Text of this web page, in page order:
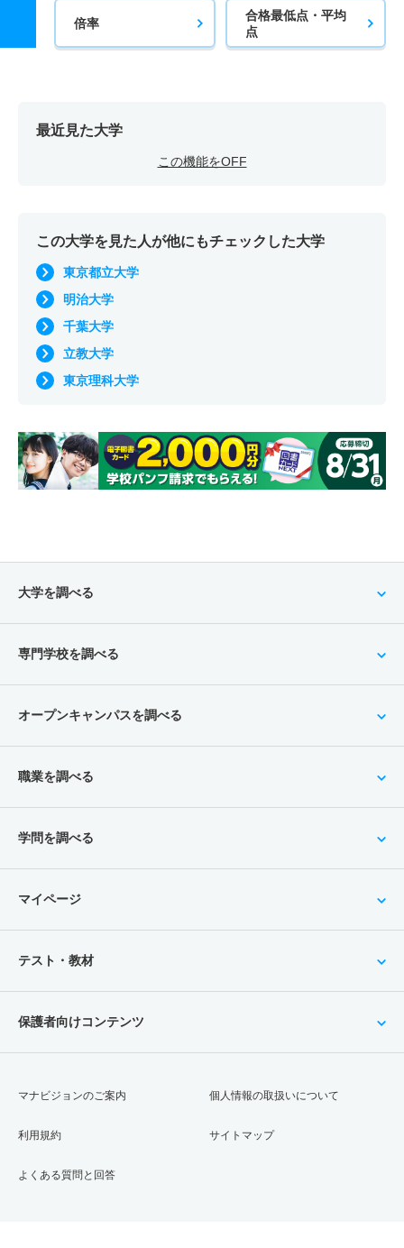
倍率
合格最低点・平均
点
最近見た大学
この機能をOFF
この大学を見た人が他にもチェックした大学
東京都立大学
明治大学
千葉大学
立教大学
東京理科大学
大学を調べる
専門学校を調べる
オープンキャンパスを調べる
職業を調べる
学問を調べる
マイページ
テスト・教材
保護者向けコンテンツ
マナビジョンのご案内
利用規約
よくある質問と回答
個人情報の取扱いについて
サイトマップ